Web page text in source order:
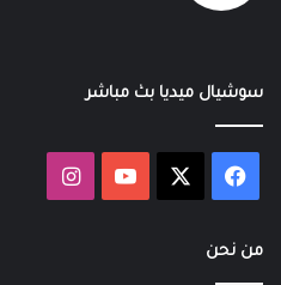
سوشيال ميديا بث مباشر
فيسبوك ‫YouTube
من نحن